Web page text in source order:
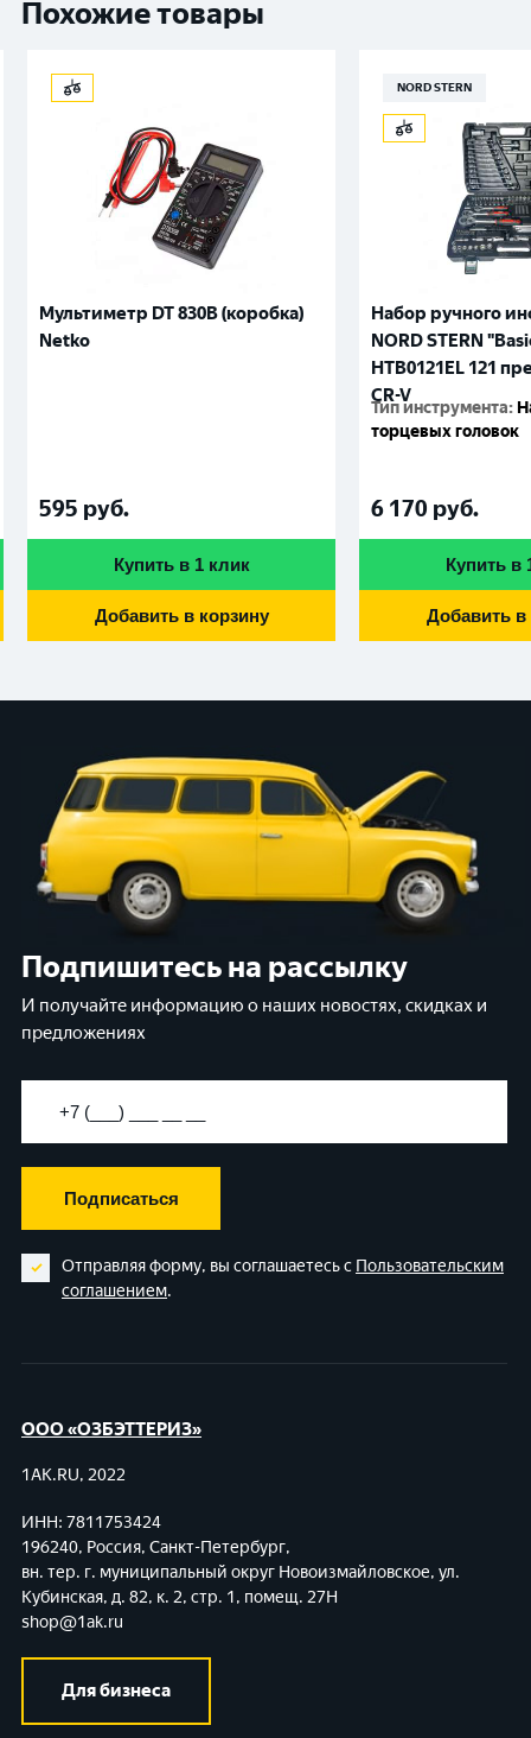
Похожие товары
Мультиметр DT 830B (коробка)
Netko
595 руб.
Купить в 1 клик
Добавить в корзину
NORD STERN
Набор ручного
NORD STERN
HTB0121EL 121
CR-V
Тип инструмента:
торцевых головок
6 170 руб.
Купить в
Добавить в
Подпишитесь на рассылку
И получайте информацию о наших новостях, скидках и
предложениях
Подписаться
Отправляя форму, вы соглашаетесь с Пользовательским
соглашением.
ООО «ОЗБЭТТЕРИЗ»
1AK.RU, 2022
ИНН: 7811753424
196240, Россия, Санкт-Петербург,
вн. тер. г. муниципальный округ Новоизмайловское, ул.
Кубинская, д. 82, к. 2, стр. 1, помещ. 27Н
shop@1ak.ru
Для бизнеса